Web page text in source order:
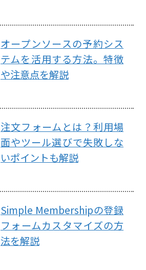
オープンソースの予約シス
テムを活用する方法。特徴
や注意点を解説
注文フォームとは？利用場
面やツール選びで失敗しな
いポイントも解説
Simple Membershipの登録
フォームカスタマイズの方
法を解説